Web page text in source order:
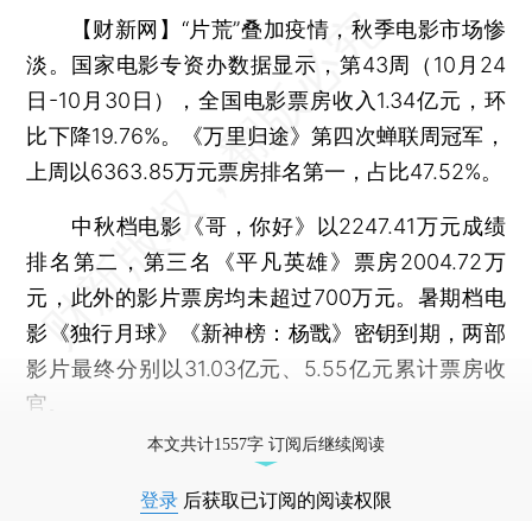
【财新网】 “片荒”叠加疫情，秋季电影市场惨
淡。国家电影专资办数据显示，第43周（10月24
日-10月30日），全国电影票房收入1.34亿元，环
比下降19.76%。《万里归途》第四次蝉联周冠军，
上周以6363.85万元票房排名第一，占比47.52%。
中秋档电影《哥，你好》以2247.41万元成绩
排名第二，第三名《平凡英雄》票房2004.72万
元，此外的影片票房均未超过700万元。暑期档电
影《独行月球》《新神榜：杨戬》密钥到期，两部
影片最终分别以31.03亿元、5.55亿元累计票房收
官。
本文共计1557字 订阅后继续阅读
登录 后获取已订阅的阅读权限